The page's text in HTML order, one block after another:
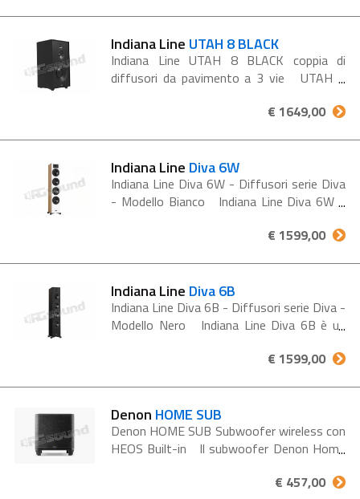
Indiana Line UTAH 8 BLACK
Indiana Line UTAH 8 BLACK coppia di
diffusori da pavimento a 3 vie UTAH 8
gamma Indiana Line. È un diffusore a 3 vie
€ 1649,00
Indiana Line Diva 6W
Indiana Line Diva 6W - Diffusori serie Diva
- Modello Bianco Indiana Line Diva 6W è
progettato per offrire una riproduzione
€ 1599,00
Indiana Line Diva 6B
Indiana Line Diva 6B - Diffusori serie Diva -
Modello Nero Indiana Line Diva 6B è un
per offrire una riproduzione sonora
€ 1599,00
Denon HOME SUB
Denon HOME SUB Subwoofer wireless con
HEOS Built-in Il subwoofer Denon Home
bar Denon Home o a qualsiasi diffusore
€ 457,00